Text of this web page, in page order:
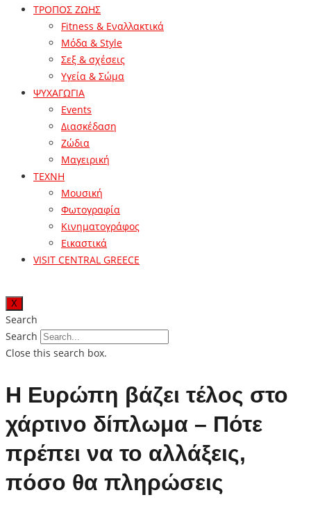
ΤΡΟΠΟΣ ΖΩΗΣ
Fitness & Εναλλακτικά
Μόδα & Style
Σεξ & σχέσεις
Υγεία & Σώμα
ΨΥΧΑΓΩΓΙΑ
Events
Διασκέδαση
Ζώδια
Μαγειρική
ΤΕΧΝΗ
Μουσική
Φωτογραφία
Κινηματογράφος
Εικαστικά
VISIT CENTRAL GREECE
X
Search
Search
Close this search box.
Η Ευρώπη βάζει τέλος στο
χάρτινο δίπλωμα – Πότε
πρέπει να το αλλάξεις,
πόσο θα πληρώσεις